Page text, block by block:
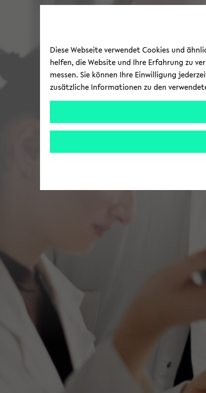
Diese Webseite verwendet Cookies und
helfen, die Website und Ihre Erfahrung zu
messen. Sie können Ihre Einwilligung
zusätzliche Informationen zu den